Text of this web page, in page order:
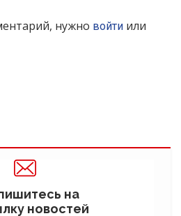
нужно войти или
на
новостей